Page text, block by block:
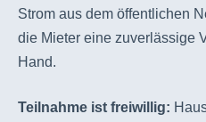
Strom aus dem öffentlichen
die Mieter eine zuverlässige
Hand.
Teilnahme ist freiwillig: